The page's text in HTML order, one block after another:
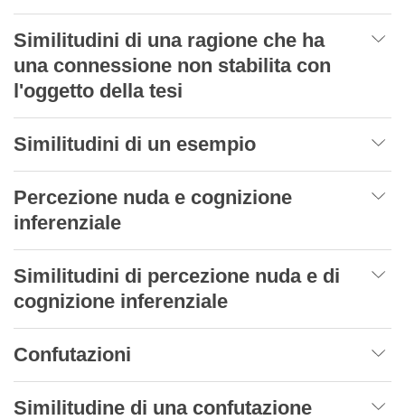
Similitudini di una ragione che ha
una connessione non stabilita con
l'oggetto della tesi
Similitudini di un esempio
Percezione nuda e cognizione
inferenziale
Similitudini di percezione nuda e di
cognizione inferenziale
Confutazioni
Similitudine di una confutazione